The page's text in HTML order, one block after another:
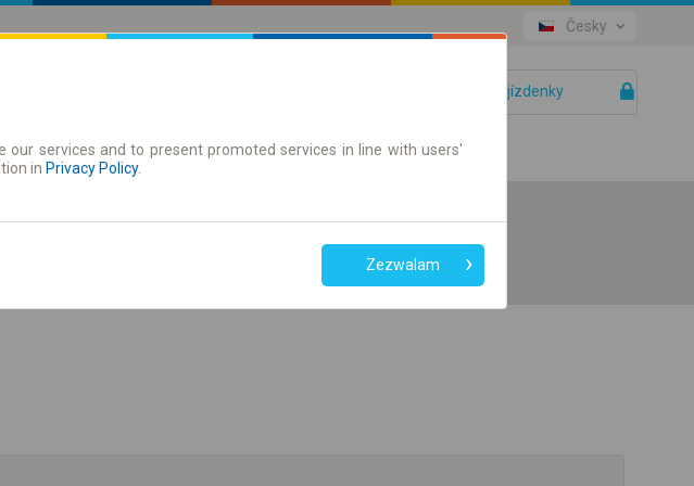
Česky
Vaše jízdenky
services and to present promoted services in line with users'
in Privacy Policy.
Zezwalam